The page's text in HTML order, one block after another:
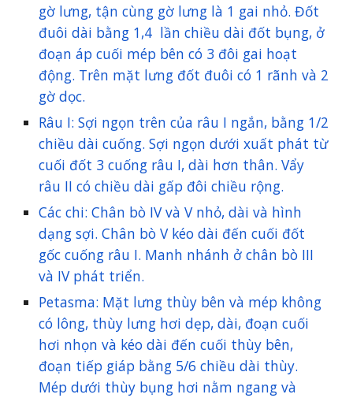
gờ lưng, tận cùng gờ lưng là 1 gai nhỏ. Đốt
đuôi dài bằng 1,4 lần chiều dài đốt bụng, ở
đoạn áp cuối mép bên có 3 đôi gai hoạt
động. Trên mặt lưng đốt đuôi có 1 rãnh và 2
gờ dọc.
Râu I: Sợi ngọn trên của râu I ngắn, bằng 1/2
chiều dài cuống. Sợi ngọn dưới xuất phát từ
cuối đốt 3 cuống râu I, dài hơn thân. Vẩy
râu II có chiều dài gấp đôi chiều rộng.
Các chi: Chân bò IV và V nhỏ, dài và hình
dạng sợi. Chân bò V kéo dài đến cuối đốt
gốc cuống râu I. Manh nhánh ở chân bò III
và IV phát triển.
Petasma: Mặt lưng thùy bên và mép không
có lông, thùy lưng hơi dẹp, dài, đoạn cuối
hơi nhọn và kéo dài đến cuối thùy bên,
đoạn tiếp giáp bằng 5/6 chiều dài thùy.
Mép dưới thùy bụng hơi nằm ngang và